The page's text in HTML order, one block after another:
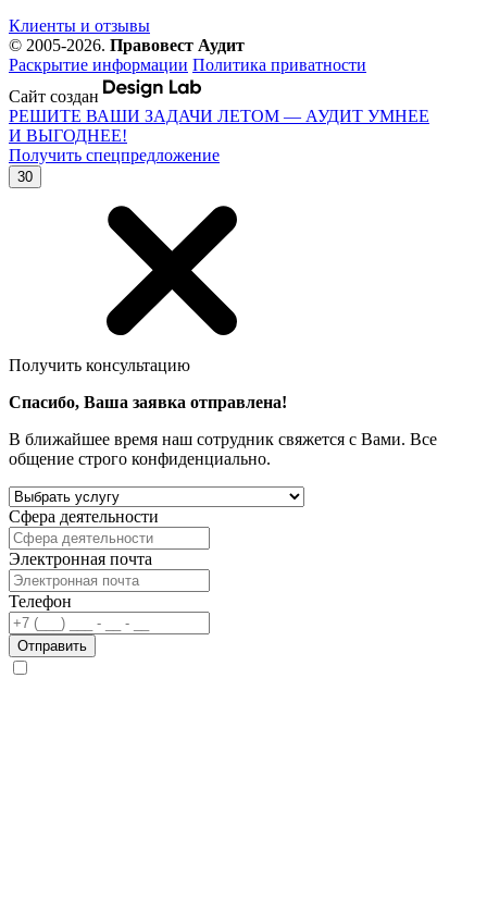
Клиенты и отзывы
© 2005-2026. Правовест Аудит
Раскрытие информации Политика приватности
Сайт создан
РЕШИТЕ ВАШИ ЗАДАЧИ ЛЕТОМ — АУДИТ УМНЕЕ
И ВЫГОДНЕЕ!
Получить спецпредложение
30
Получить консультацию
Спасибо, Ваша заявка отправлена!
В ближайшее время наш сотрудник свяжется с Вами. Все
общение строго конфиденциально.
Сфера деятельности
Электронная почта
Телефон
Отправить